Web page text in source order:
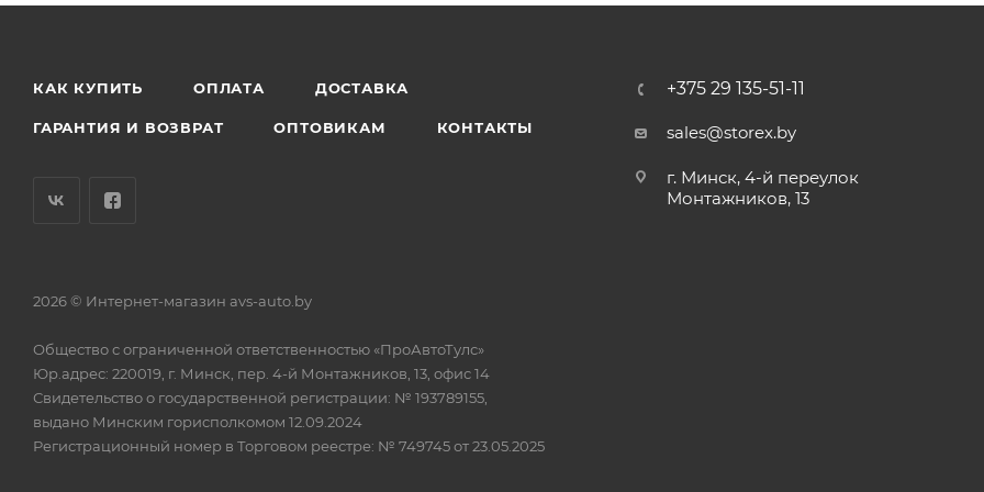
КАК КУПИТЬ ОПЛАТА ДОСТАВКА
ГАРАНТИЯ И ВОЗВРАТ ОПТОВИКАМ КОНТАКТЫ
+375 29 135-51-11
sales@storex.by
г. Минск, 4-й переулок
Монтажников, 13
2026 © Интернет-магазин avs-auto.by
Общество с ограниченной ответственностью «ПроАвтоТулс»
Юр.адрес: 220019, г. Минск, пер. 4-й Монтажников, 13, офис 14
Свидетельство о государственной регистрации: № 193789155,
выдано Минским горисполкомом 12.09.2024
Регистрационный номер в Торговом реестре: № 749745 от 23.05.2025